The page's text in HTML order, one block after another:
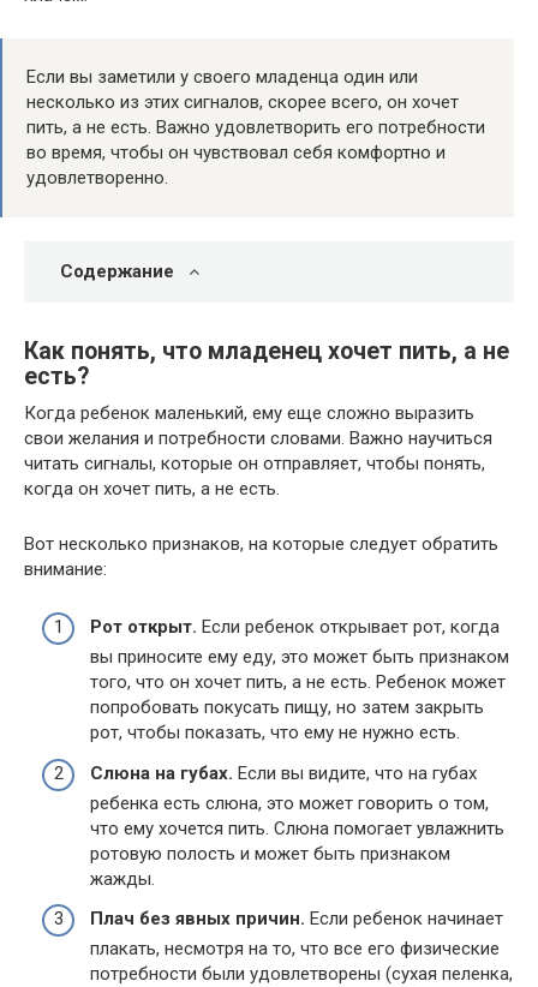
Если вы заметили у своего младенца один или
несколько из этих сигналов, скорее всего, он хочет
пить, а не есть. Важно удовлетворить его потребности
во время, чтобы он чувствовал себя комфортно и
удовлетворенно.
Содержание
Как понять, что младенец хочет пить, а не
есть?
Когда ребенок маленький, ему еще сложно выразить
свои желания и потребности словами. Важно научиться
читать сигналы, которые он отправляет, чтобы понять,
когда он хочет пить, а не есть.
Вот несколько признаков, на которые следует обратить
внимание:
Рот открыт. Если ребенок открывает рот, когда
вы приносите ему еду, это может быть признаком
того, что он хочет пить, а не есть. Ребенок может
попробовать покусать пищу, но затем закрыть
рот, чтобы показать, что ему не нужно есть.
Слюна на губах. Если вы видите, что на губах
ребенка есть слюна, это может говорить о том,
что ему хочется пить. Слюна помогает увлажнить
ротовую полость и может быть признаком
жажды.
Плач без явных причин. Если ребенок начинает
плакать, несмотря на то, что все его физические
потребности были удовлетворены (сухая пеленка,